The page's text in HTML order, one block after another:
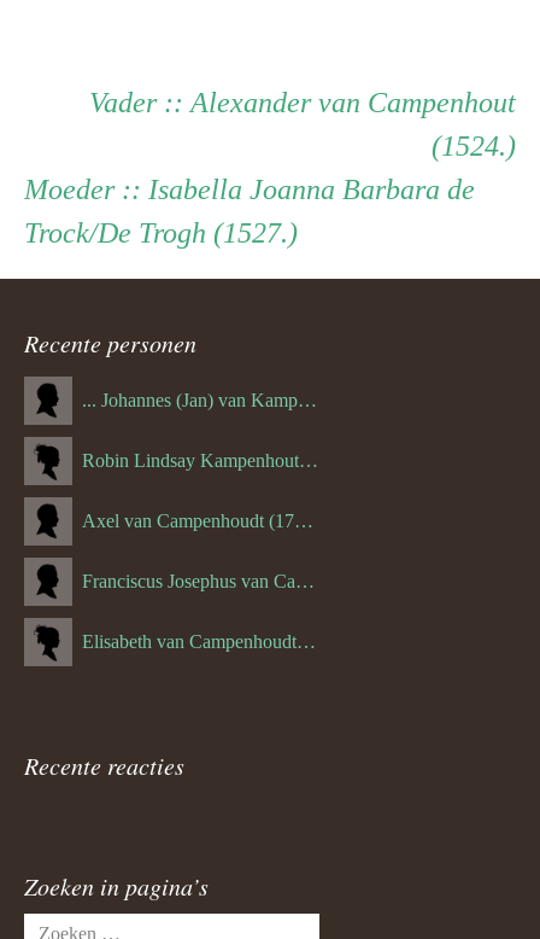
Persoon
ouder
navigatie
Vader Vader
:: Alexander van Campenhout
(1524.)
Moeder Moeder
:: Isabella Joanna Barbara de
Trock/De Trogh (1527.)
Recente personen
... Johannes (Jan) van Kampenhout (1311.)
Robin Lindsay Kampenhout (1346.) (06-03-2023)
Axel van Campenhoudt (1738.)
Franciscus Josephus van Campenhoudt (1719.) (10-08-1875)
Elisabeth van Campenhoudt (1716.) (28-05-1870)
Recente reacties
Zoeken in pagina’s
Zoeken